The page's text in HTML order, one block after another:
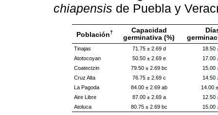
chiapensis de Puebla y
Población†
Capacidad
germinativa (%)
Tinajas 71.75 ± 2.69 d
18.50
Atotocoyan
50.50 ± 2.69 e
17.00
Coatectzin
79.50 ± 2.69 bc
15.00
Cruz Alta
76.75 ± 2.69 c
14.50
La Pagoda
84.00 ± 2.69 ab
14.00
Aire Libre
87.00 ± 2.69 a
12.50
Atoluca
80.75 ± 2.69 bc 15.00